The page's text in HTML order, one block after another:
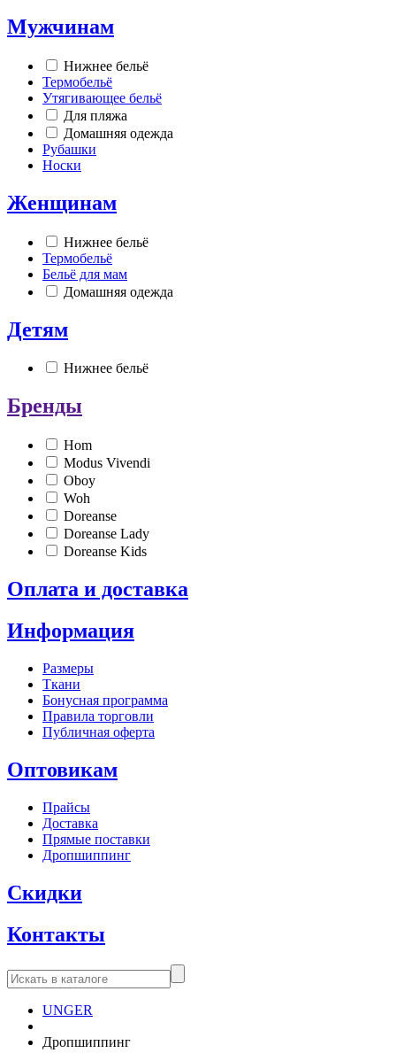
Мужчинам
Нижнее бельё
Термобельё
Утягивающее бельё
Для пляжа
Домашняя одежда
Рубашки
Носки
Женщинам
Нижнее бельё
Термобельё
Бельё для мам
Домашняя одежда
Детям
Нижнее бельё
Бренды
Hom
Modus Vivendi
Oboy
Woh
Doreanse
Doreanse Lady
Doreanse Kids
Оплата и доставка
Информация
Размеры
Ткани
Бонусная программа
Правила торговли
Публичная оферта
Оптовикам
Прайсы
Доставка
Прямые поставки
Дропшиппинг
Скидки
Контакты
UNGER
Дропшиппинг